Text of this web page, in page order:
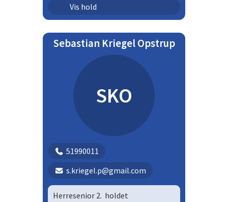
Vis hold
Senior - damer | DS12
Sebastian Kriegel Opstrup
SKO
51990011
s.kriegel.p@gmail.com
Herresenior 2. holdet